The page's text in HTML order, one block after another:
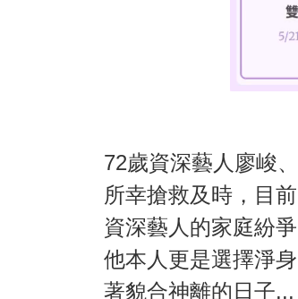
72歲資深藝人廖峻
所幸搶救及時，目
資深藝人的家庭紛
他本人更是選擇淨
著貌合神離的日子...